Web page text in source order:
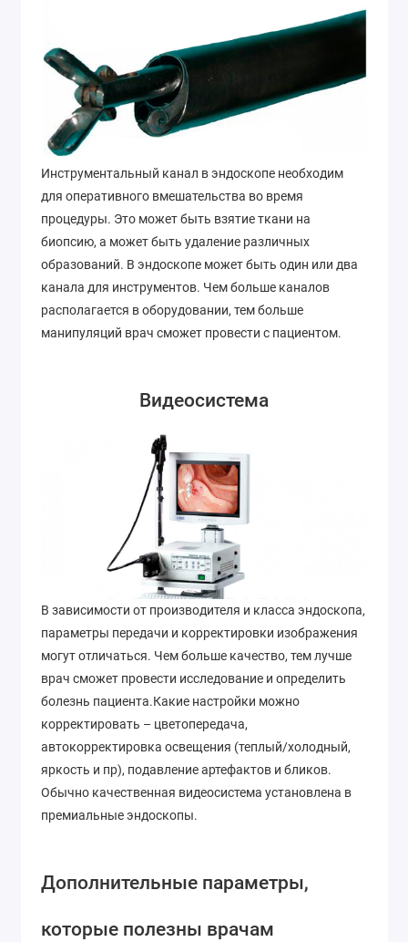
Инструментальный канал в эндоскопе необходим
для оперативного вмешательства во время
процедуры. Это может быть взятие ткани на
биопсию, а может быть удаление различных
образований. В эндоскопе может быть один или два
канала для инструментов. Чем больше каналов
располагается в оборудовании, тем больше
манипуляций врач сможет провести с пациентом.
Видеосистема
В зависимости от производителя и класса эндоскопа,
параметры передачи и корректировки изображения
могут отличаться. Чем больше качество, тем лучше
врач сможет провести исследование и определить
болезнь пациента.Какие настройки можно
корректировать – цветопередача,
автокорректировка освещения (теплый/холодный,
яркость и пр), подавление артефактов и бликов.
Обычно качественная видеосистема установлена в
премиальные эндоскопы.
Дополнительные параметры,
которые полезны врачам